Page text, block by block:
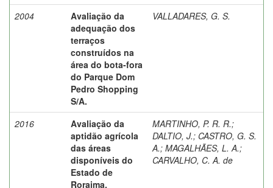
2004
Avaliação da
adequação dos
terraços
construídos na
área do bota-fora
do Parque Dom
Pedro Shopping
S/A.
VALLADARES, G. S.
2016
Avaliação da
aptidão agrícola
das áreas
disponíveis do
Estado de
Roraima.
MARTINHO, P. R. R.;
DALTIO, J.; CASTRO, G. S.
A.; MAGALHÃES, L. A.;
CARVALHO, C. A. de